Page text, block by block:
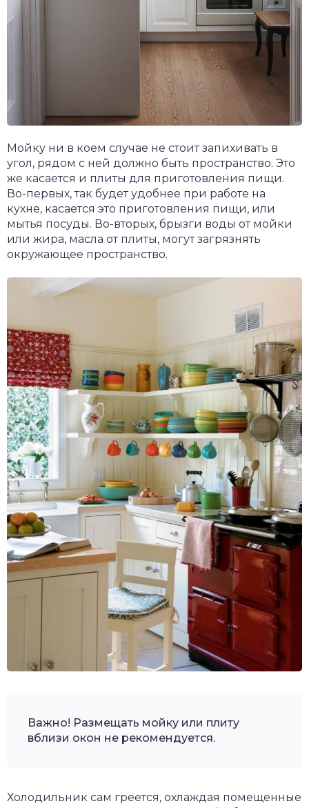
Мойку ни в коем случае не стоит запихивать в
угол, рядом с ней должно быть пространство. Это
же касается и плиты для приготовления пищи.
Во-первых, так будет удобнее при работе на
кухне, касается это приготовления пищи, или
мытья посуды. Во-вторых, брызги воды от мойки
или жира, масла от плиты, могут загрязнять
окружающее пространство.
Важно! Размещать мойку или плиту
вблизи окон не рекомендуется.
Холодильник сам греется, охлаждая помещенные